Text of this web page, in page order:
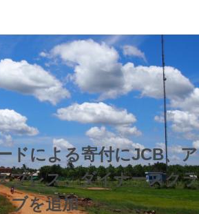
ドによる寄付にJCB、ア
プレス、ダイナースクラ
ブを追加